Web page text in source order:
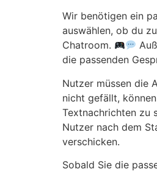
Wir benötigen ein
auswählen, ob du
Chatroom.
die passenden
Nutzer müssen die
nicht gefällt,
Textnachrichten zu
Nutzer nach dem
verschicken.
Sobald Sie die